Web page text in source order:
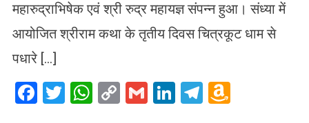
महारुद्राभिषेक एवं श्री रुद्र महायज्ञ संपन्न हुआ। संध्या में
आयोजित श्रीराम कथा के तृतीय दिवस चित्रकूट धाम से
पधारे […]
Facebook
Twitter
WhatsApp
CopyGmailLinkedIn
Telegram